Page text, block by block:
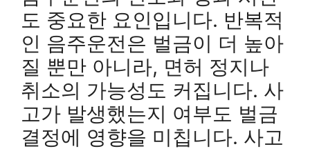
도 중요한 요인입니다. 반복적
인 음주운전은 벌금이 더 높아
질 뿐만 아니라, 면허 정지나
취소의 가능성도 커집니다. 사
고가 발생했는지 여부도 벌금
결정에 영향을 미칩니다. 사고